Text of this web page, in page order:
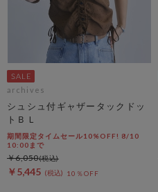
archives
シュシュ付ギャザータックドッ
トＢＬ
期間限定タイムセール10%OFF! 8/10
10:00まで
￥5,445 10％OFF
￥6,050